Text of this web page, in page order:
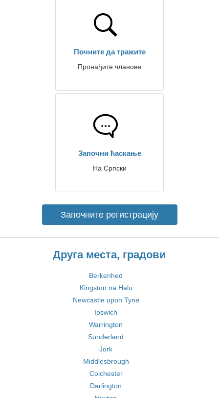
Почните да тражите
Пронађите чланове
Започни ћаскање
На Српски
Започните регистрацију
Друга места, градови
Berkenhed
Kingston na Halu
Newcastle upon Tyne
Ipswich
Warrington
Sunderland
Jork
Middlesbrough
Colchester
Darlington